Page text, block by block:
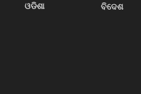
ଓଡିଶା
ବିଦେଶ